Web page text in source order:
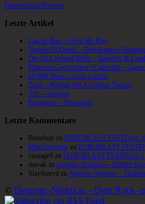
Datenschutz-Hinweis
Letzte Artikel
Cancer Bats – Give Me Dirt
Temple Of Dread – Dreadspawn
Din Of Celestial Birds – Takeoffs &
Phantom Corporation / Catbreath –
10,000 Years – Esox Lucifer
Zerre – Rotting On A Golden Throne
Allt – Ataraxia
Knumears – Directions
Letzte Kommentare
Belzebub zu EUROBLAST FESTIVAL
Max Gregorio zu EUROBLAST
carnage9 zu EUROBLAST FESTIVAL
dawak zu Angelus Apatrida – Hidden
Slaytheevil zu Angelus Apatrida –
© Demonic-Nights.at – Dein Rock-